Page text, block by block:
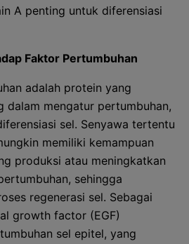
A penting untuk diferensiasi
Faktor Pertumbuhan
adalah protein yang
dalam mengatur pertumbuhan,
sel. Senyawa tertentu
memiliki kemampuan
produksi atau meningkatkan
sehingga
regenerasi sel. Sebagai
growth factor (EGF)
sel epitel, yang